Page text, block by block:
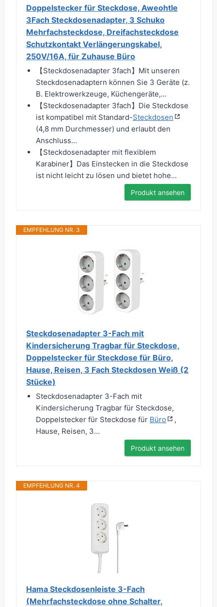
Doppelstecker für Steckdose, Aweohtle
3Fach Steckdosenadapter, 3 Schuko
Mehrfachsteckdose, Dreifachsteckdose
Schutzkontakt Verlängerungskabel,
250V/16A, für Zuhause Büro
【Steckdosenadapter 3fach】Mit unseren
Steckdosenadaptern können Sie 3 Geräte (z.
B. Elektrowerkzeuge, Küchengeräte,...
【Steckdosenadapter 3fach】Die Steckdose
ist kompatibel mit Standard-Steckdosen
(4,8 mm Durchmesser) und erlaubt den
Anschluss...
【Steckdosenadapter mit flexiblem
Karabiner】Das Einstecken in die Steckdose
ist nicht leicht zu lösen und bietet hohe...
Produkt ansehen
EMPFEHLUNG NR. 3
Steckdosenadapter 3-Fach mit
Kindersicherung Tragbar für Steckdose,
Doppelstecker für Steckdose für Büro,
Hause, Reisen, 3 Fach Steckdosen Weiß (2
Stücke)
Steckdosenadapter 3-Fach mit
Kindersicherung Tragbar für Steckdose,
Doppelstecker für Steckdose für Büro
,
Hause, Reisen, 3...
Produkt ansehen
EMPFEHLUNG NR. 4
Hama Steckdosenleiste 3-Fach
(Mehrfachsteckdose ohne Schalter,